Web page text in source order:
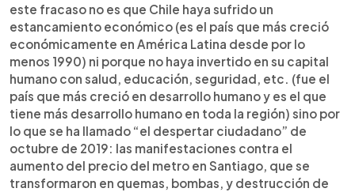
este fracaso no es que Chile haya sufrido un
estancamiento económico (es el país que más creció
económicamente en América Latina desde por lo
menos 1990) ni porque no haya invertido en su capital
humano con salud, educación, seguridad, etc. (fue el
país que más creció en desarrollo humano y es el que
tiene más desarrollo humano en toda la región) sino por
lo que se ha llamado “el despertar ciudadano” de
octubre de 2019: las manifestaciones contra el
aumento del precio del metro en Santiago, que se
transformaron en quemas, bombas, y destrucción de